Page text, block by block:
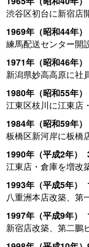
渋谷区初台に新宿店
1969年（昭和44年）
練馬配送センター開
1971年（昭和46年）
新潟県妙高高原に社
1980年（昭和55年）
江東区枝川に江東店
1984年（昭和59年）
板橋区新河岸に板橋
1990年（平成2年）
江東店・倉庫を増改
1993年（平成5年）
八重洲本店改築、第
1997年（平成9年）
新宿店改築、第二鵬